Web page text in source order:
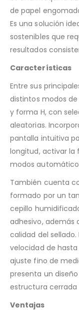
de papel
Es una solución
sostenibles que
resultados
Características
Entre sus
distintos modos
y forma H, con
aleatorias.
pantalla intuitiva
longitud, activar la
modos
También cuenta
formado por un
cepillo
adhesivo, además
calidad del
velocidad de
ajuste fino de
presenta un
estructura cerrada
Ventajas